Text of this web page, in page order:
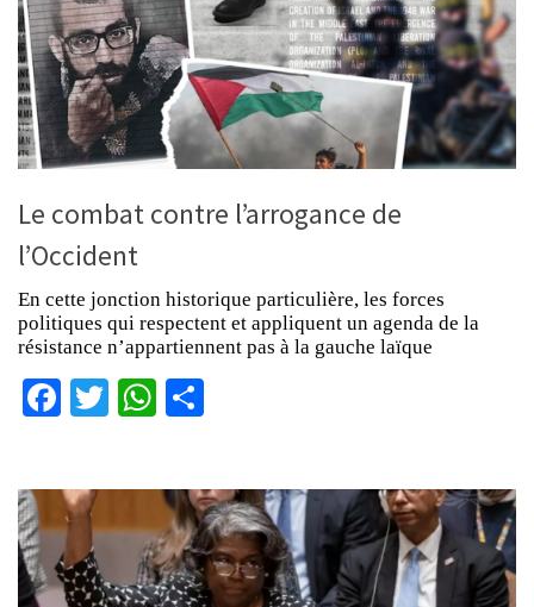
Le combat contre l’arrogance de
l’Occident
En cette jonction historique particulière, les forces
politiques qui respectent et appliquent un agenda de la
résistance n’appartiennent pas à la gauche laïque
Facebook
TwitterWhatsApp